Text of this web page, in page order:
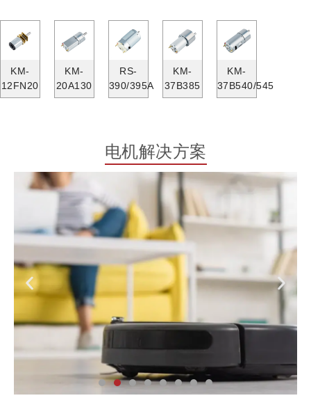
KM-
12FN20
KM-
20A130
RS-
390/395A
KM-
37B385
KM-
37B540/545
电机解决方案